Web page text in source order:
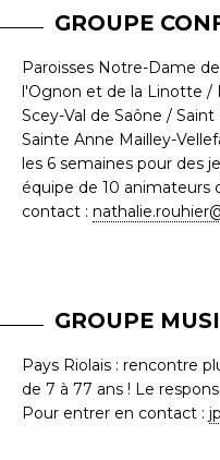
GROUPE
Paroisses Notre-Dame
l'Ognon et de la Linotte /
Scey-Val de Saône /
Sainte Anne Mailley-
les 6 semaines pour des
équipe de 10 animateurs
contact :
GROUPE
Pays Riolais : rencontre
de 7 à 77 ans ! Le
Pour entrer en contact :